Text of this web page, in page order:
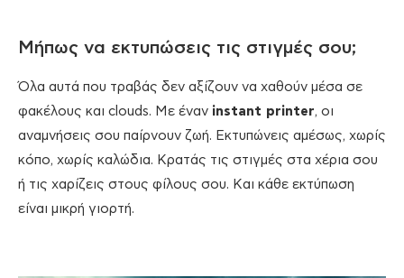
Μήπως να εκτυπώσεις τις στιγμές σου;
Όλα αυτά που τραβάς δεν αξίζουν να χαθούν μέσα σε
φακέλους και clouds. Με έναν instant printer, οι
αναμνήσεις σου παίρνουν ζωή. Εκτυπώνεις αμέσως, χωρίς
κόπο, χωρίς καλώδια. Κρατάς τις στιγμές στα χέρια σου
ή τις χαρίζεις στους φίλους σου. Και κάθε εκτύπωση
είναι μικρή γιορτή.